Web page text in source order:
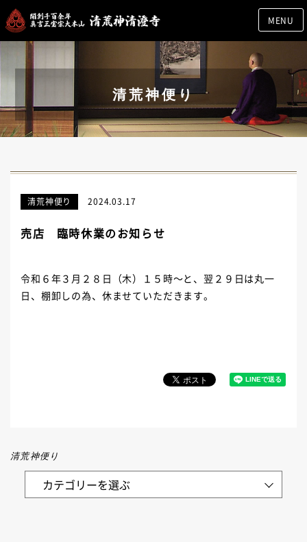
MENU
清荒神便り
清荒神便り 2024.03.17
売店 臨時休業のお知らせ
令和６年３月２８日（木）１５時～と、翌２９日は丸一
日、棚卸しの為、休ませていただきます。
清荒神便り